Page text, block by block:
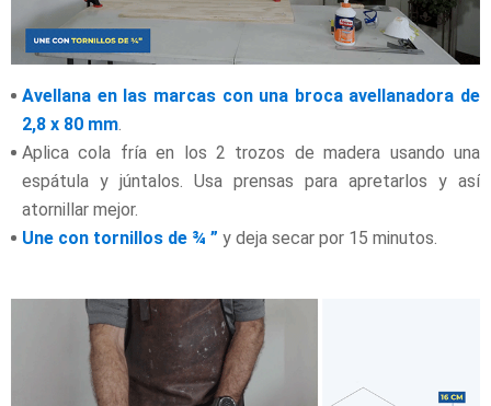
Avellana en las marcas con una broca avellanadora de
2,8 x 80 mm.
Aplica cola fría en los 2 trozos de madera usando una
espátula y júntalos. Usa prensas para apretarlos y así
atornillar mejor.
Une con tornillos de ¾ ” y deja secar por 15 minutos.